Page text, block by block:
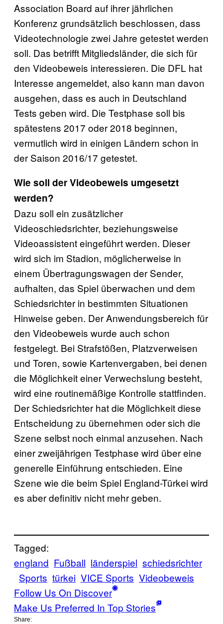
Association Board auf ihrer jährlichen
Konferenz grundsätzlich beschlossen, dass
Videotechnologie zwei Jahre getestet werden
soll. Das betrifft Mitgliedsländer, die sich für
den Videobeweis interessieren. Die DFL hat
Interesse angemeldet, also kann man davon
ausgehen, dass es auch in Deutschland
Tests geben wird. Die Testphase soll bis
spätestens 2017 oder 2018 beginnen,
vermutlich wird in einigen Ländern schon in
der Saison 2016/17 getestet.
Wie soll der Videobeweis umgesetzt
werden?
Dazu soll ein zusätzlicher
Videoschiedsrichter, beziehungsweise
Videoassistent eingeführt werden. Dieser
wird sich im Stadion, möglicherweise in
einem Übertragungswagen der Sender,
aufhalten, das Spiel überwachen und dem
Schiedsrichter in bestimmten Situationen
Hinweise geben. Der Anwendungsbereich für
den Videobeweis wurde auch schon
festgelegt. Bei Strafstößen, Platzverweisen
und Toren, sowie Kartenvergaben, bei denen
die Möglichkeit einer Verwechslung besteht,
wird eine routinemäßige Kontrolle stattfinden.
Der Schiedsrichter hat die Möglichkeit diese
Entscheidung zu übernehmen oder sich die
Szene selbst noch einmal anzusehen. Nach
einer zweijährigen Testphase wird über eine
generelle Einführung entschieden. Eine
Szene wie die beim Spiel England-Türkei wird
es aber definitiv nicht mehr geben.
Tagged:
england Fußball länderspiel schiedsrichter
Sports türkei VICE Sports Videobeweis
Follow Us On Discover
Make Us Preferred In Top Stories
Share: